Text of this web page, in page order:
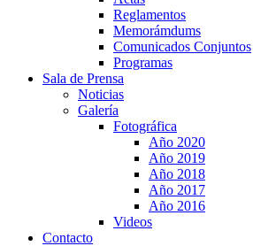
Reglamentos
Memorámdums
Comunicados Conjuntos
Programas
Sala de Prensa
Noticias
Galería
Fotográfica
Año 2020
Año 2019
Año 2018
Año 2017
Año 2016
Videos
Contacto